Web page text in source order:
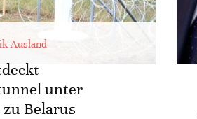
Ausland
unter
Belarus